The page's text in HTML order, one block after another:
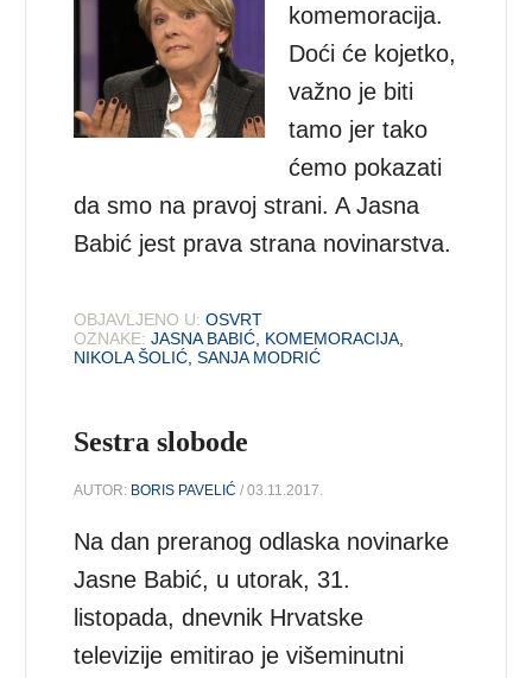
komemoracija.
Doći će kojetko,
važno je biti
tamo jer tako
ćemo pokazati
da smo na pravoj strani. A Jasna
Babić jest prava strana novinarstva.
OBJAVLJENO U: OSVRT
OZNAKE: JASNA BABIĆ KOMEMORACIJA
NIKOLA ŠOLIĆ ,SANJA MODRIĆ
Sestra slobode
AUTOR: BORIS PAVELIĆ / 03.11.2017.
Na dan preranog odlaska novinarke
Jasne Babić, u utorak, 31.
listopada, dnevnik Hrvatske
televizije emitirao je višeminutni